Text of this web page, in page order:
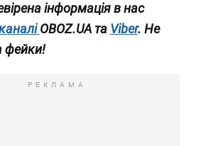
інформація в нас
OBOZ.UA та Viber. Не
фейки!
РЕКЛАМА